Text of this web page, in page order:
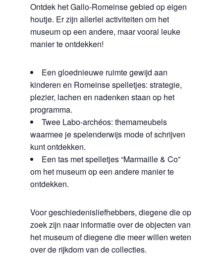
Ontdek het Gallo-Romeinse gebied op eigen
houtje. Er zijn allerlei activiteiten om het
museum op een andere, maar vooral leuke
manier te ontdekken!
Een gloednieuwe ruimte gewijd aan
kinderen en Romeinse spelletjes: strategie,
plezier, lachen en nadenken staan op het
programma.
Twee Labo-archéos: themameubels
waarmee je spelenderwijs mode of schrijven
kunt ontdekken.
Een tas met spelletjes “Marmaille & Co”
om het museum op een andere manier te
ontdekken.
Voor geschiedenisliefhebbers, diegene die op
zoek zijn naar informatie over de objecten van
het museum of diegene die meer willen weten
over de rijkdom van de collecties.